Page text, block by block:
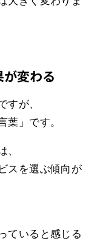
変わる
すが、
葉」です。
、
スを選ぶ傾向が
ていると感じる